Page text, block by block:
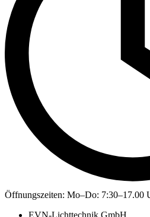
Öffnungszeiten: Mo–Do: 7:30–17.00